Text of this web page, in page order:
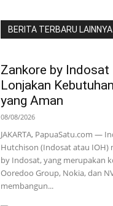
BERITA TERBARU LAINNYA
Zankore by
Lonjakan
yang Aman
08/08/2026
JAKARTA, PapuaSatu.com —
Hutchison (Indosat atau IOH)
by Indosat, yang merupakan
Ooredoo Group, Nokia, dan
membangun...